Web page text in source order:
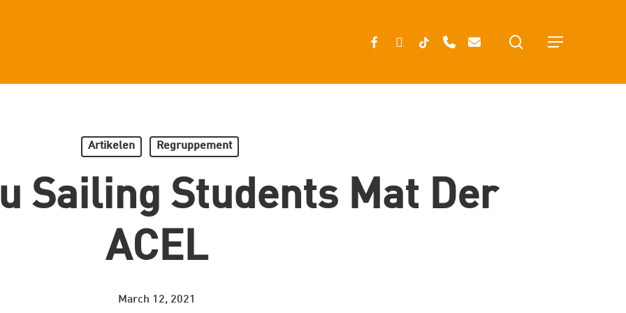
Menu
search
FACEBOOK
INSTAGRAM
TIKTOKPHONEEMAIL
Artikelen Regruppement
Sailing Students Mat Der
ACEL
March 12, 2021